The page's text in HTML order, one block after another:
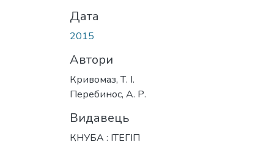
Дата
2015
Автори
Кривомаз, Т. І.
Перебинос, А. Р.
Видавець
КНУБА : ІТЕГІП